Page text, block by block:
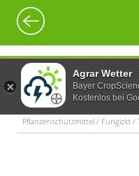
Agrar Wetter
Bayer
Kostenlos bei
Pflanzenschutzmittel / Fungizid /